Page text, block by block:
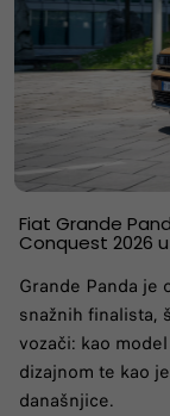
Fiat Grande
Conquest 2026
Grande Panda je
snažnih finalista,
vozači: kao
dizajnom te kao
današnjice.